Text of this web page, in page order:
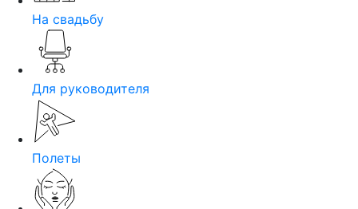
На свадьбу
Для руководителя
Полеты